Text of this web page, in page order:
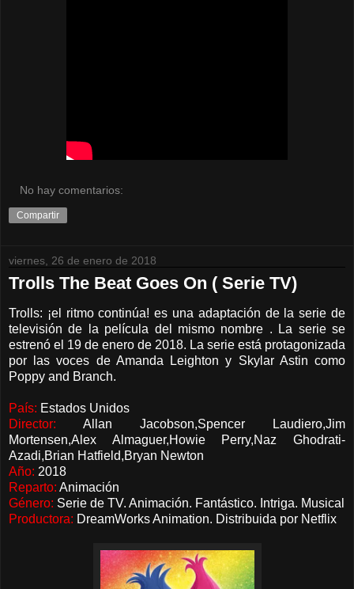
No hay comentarios:
Compartir
viernes, 26 de enero de 2018
Trolls The Beat Goes On ( Serie TV)
Trolls: ¡el ritmo continúa! es una adaptación de la serie de
televisión de la película del mismo nombre . La serie se
estrenó el 19 de enero de 2018. La serie está protagonizada
por las voces de Amanda Leighton y Skylar Astin como
Poppy and Branch.
País: Estados Unidos
Director: Allan Jacobson,Spencer Laudiero,Jim
Mortensen,Alex Almaguer,Howie Perry,Naz Ghodrati-
Azadi,Brian Hatfield,Bryan Newton
Año: 2018
Reparto: Animación
Género: Serie de TV. Animación. Fantástico. Intriga. Musical
Productora: DreamWorks Animation. Distribuida por Netflix